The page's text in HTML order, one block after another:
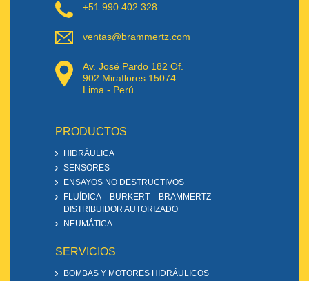
+51 990 402 328
ventas@brammertz.com
Av. José Pardo 182 Of.
902 Miraflores 15074.
Lima - Perú
PRODUCTOS
HIDRÁULICA
SENSORES
ENSAYOS NO DESTRUCTIVOS
FLUÍDICA – BURKERT – BRAMMERTZ
DISTRIBUIDOR AUTORIZADO
NEUMÁTICA
SERVICIOS
BOMBAS Y MOTORES HIDRÁULICOS